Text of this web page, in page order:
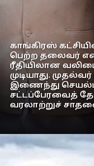
காங்கிரஸ்
பெற்ற தலைவர்
ரீதியிலான
முடியாது.
இணைந்து செயல்பட
சட்டப்பேரவைத்
வரலாற்றுச்